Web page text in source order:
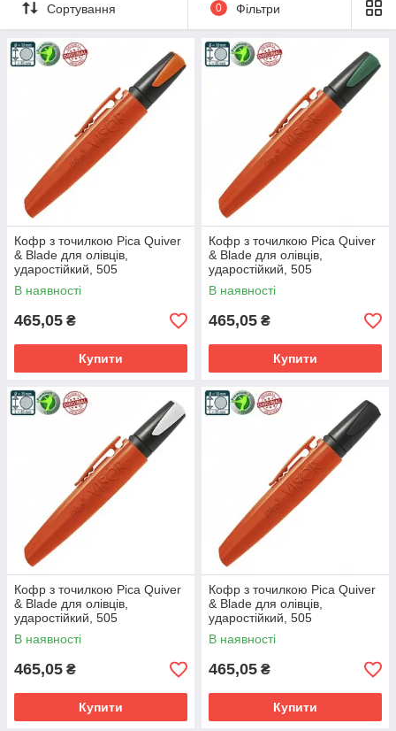
Сортування 0 Фільтри
Кофр з точилкою Pica Quiver
& Blade для олівців,
ударостійкий, 505
В наявності
465,05 ₴
Купити
Кофр з точилкою Pica Quiver
& Blade для олівців,
ударостійкий, 505
В наявності
465,05 ₴
Купити
Кофр з точилкою Pica Quiver
& Blade для олівців,
ударостійкий, 505
В наявності
465,05 ₴
Купити
Кофр з точилкою Pica Quiver
& Blade для олівців,
ударостійкий, 505
В наявності
465,05 ₴
Купити